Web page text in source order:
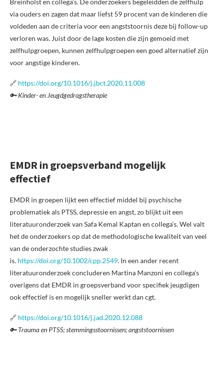
Breinholst en collega’s. De onderzoekers begeleidden de zelfhulp
via ouders en zagen dat maar liefst 59 procent van de kinderen die
voldeden aan de criteria voor een angststoornis deze bij follow-up
verloren was. Juist door de lage kosten die zijn gemoeid met
zelfhulpgroepen, kunnen zelfhulpgroepen een goed alternatief zijn
voor angstige kinderen.
🔗 https://doi.org/10.1016/j.jbct.2020.11.008
🔑 Kinder- en Jeugdgedragstherapie
EMDR in groepsverband mogelijk
effectief
EMDR in groepen lijkt een effectief middel bij psychische
problematiek als PTSS, depressie en angst, zo blijkt uit een
literatuuronderzoek van Safa Kemal Kaptan en collega’s. Wel valt
het de onderzoekers op dat de methodologische kwaliteit van veel
van de onderzochte studies zwak
is. https://doi.org/10.1002/cpp.2549. In een ander recent
literatuuronderzoek concluderen Martina Manzoni en collega’s
overigens dat EMDR in groepsverband voor specifiek jeugdigen
ook effectief is en mogelijk sneller werkt dan cgt.
🔗 https://doi.org/10.1016/j.jad.2020.12.088
🔑 Trauma en PTSS; stemmingsstoornissen; angststoornissen